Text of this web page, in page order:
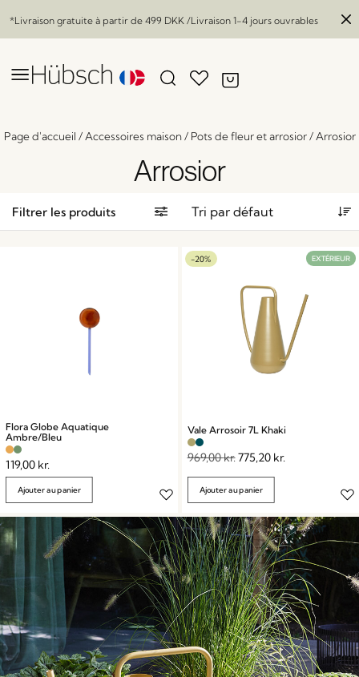
*Livraison gratuite à partir de 499 DKK /Livraison 1-4 jours ouvrables
Page d'accueil / Accessoires maison/ Pots de fleur et arrosior/ Arrosior
Arrosior
Filtrer les produits
Flora Globe Aquatique
Ambre/Bleu
119,00 kr.
Ajouter au panier
-20% EXTÉRIEUR
Vale Arrosoir 7L Khaki
969,00kr.775,20 kr.
Ajouter au panier